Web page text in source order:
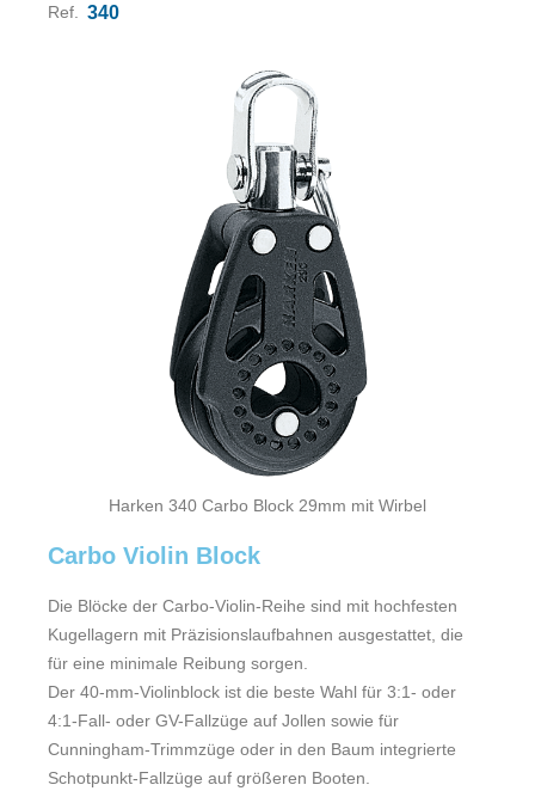
Ref.
340
Harken 340 Carbo Block 29mm mit Wirbel
Carbo Violin Block
Die Blöcke der Carbo-Violin-Reihe sind mit hochfesten
Kugellagern mit Präzisionslaufbahnen ausgestattet, die
für eine minimale Reibung sorgen.
Der 40-mm-Violinblock ist die beste Wahl für 3:1- oder
4:1-Fall- oder GV-Fallzüge auf Jollen sowie für
Cunningham-Trimmzüge oder in den Baum integrierte
Schotpunkt-Fallzüge auf größeren Booten.